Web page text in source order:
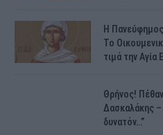
H
Το
τιμά την Αγία
Θρήνος!
Δασκαλάκης –
δυνατόν…”